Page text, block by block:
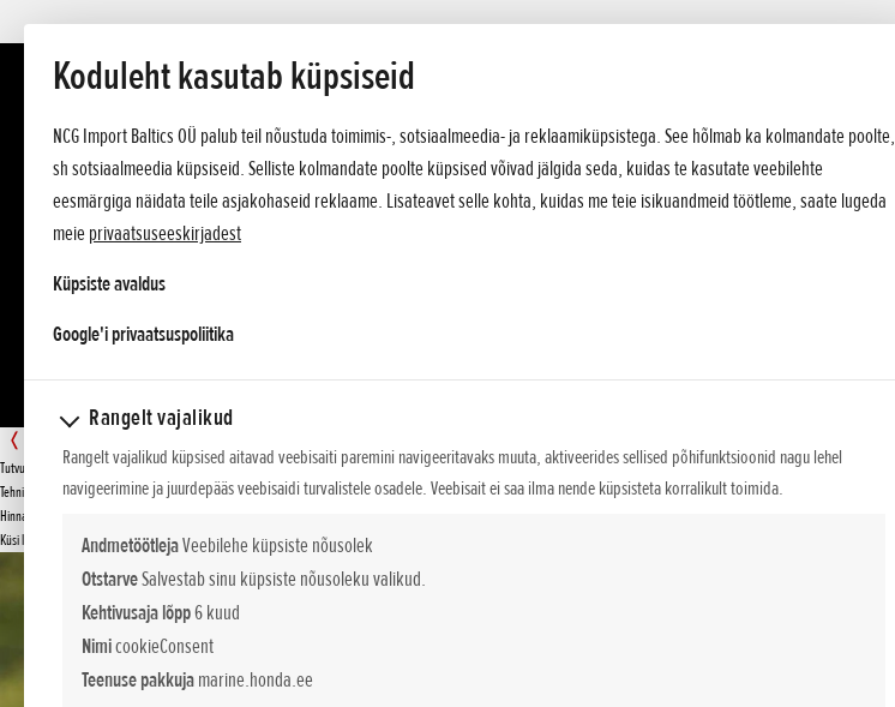
Koduleht kasutab küpsiseid
NCG Import Baltics OÜ palub teil nõustuda toimimis-, sotsiaalmeedia- ja reklaamiküpsistega. See hõlmab ka kolmandate poolte,
sh sotsiaalmeedia küpsiseid. Selliste kolmandate poolte küpsised võivad jälgida seda, kuidas te kasutate veebilehte
eesmärgiga näidata teile asjakohaseid reklaame. Lisateavet selle kohta, kuidas me teie isikuandmeid töötleme, saate lugeda
meieprivaatsuseeskirjadest
Küpsiste avaldus
Google'i privaatsuspoliitikaopens in a new tab
Rangelt vajalikud
Rangelt vajalikud küpsised aitavad veebisaiti paremini navigeeritavaks muuta, aktiveerides sellised põhifunktsioonid nagu lehel
navigeerimine ja juurdepääs veebisaidi turvalistele osadele. Veebisait ei saa ilma nende küpsisteta korralikult toimida.
AndmetöötlejaVeebilehe küpsiste nõusolek
OtstarveSalvestab sinu küpsiste nõusoleku valikud.
Kehtivusaja lõpp6 kuud
NimicookieConsent
Teenuse pakkujamarine.honda.ee
Tutvustus
Tehnilised andmed
Hinnakiri
Küsi lisa
KÜSI PAKKUMIST